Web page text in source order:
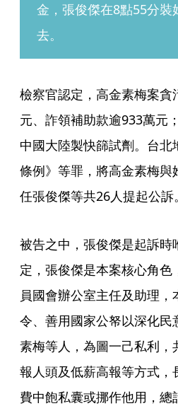
金，張俊傑在8點55分裝
去。
檢察官認定，高金素梅案
元、詐領補助款逾933萬元
中國大陸製快篩試劑。台
條例》等罪，將高金素梅
任張俊傑等共26人提起公訴。
被告之中，張俊傑是起訴
定，張俊傑是本案核心角
員國會辦公室主任及助理
令、善用國家公帑以深化
素梅等人，為圖一己私利
報人頭及低薪高報等方式
費中飽私囊或挪作他用，